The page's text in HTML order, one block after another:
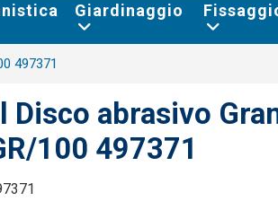
Giardinaggio
497371
Disco abrasivo
100 497371